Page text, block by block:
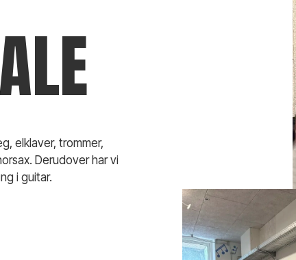
elklaver, trommer,
Derudover har vi
i guitar.